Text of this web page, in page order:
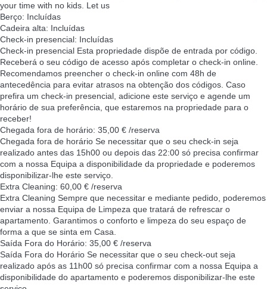
your time with no kids. Let us
Berço: Incluídas
Cadeira alta: Incluídas
Check-in presencial: Incluídas
Check-in presencial Esta propriedade dispõe de entrada por código.
Receberá o seu código de acesso após completar o check-in online.
Recomendamos preencher o check-in online com 48h de
antecedência para evitar atrasos na obtenção dos códigos. Caso
prefira um check-in presencial, adicione este serviço e agende um
horário de sua preferência, que estaremos na propriedade para o
receber!
Chegada fora de horário: 35,00 € /reserva
Chegada fora de horário Se necessitar que o seu check-in seja
realizado antes das 15h00 ou depois das 22:00 só precisa confirmar
com a nossa Equipa a disponibilidade da propriedade e poderemos
disponibilizar-lhe este serviço.
Extra Cleaning: 60,00 € /reserva
Extra Cleaning Sempre que necessitar e mediante pedido, poderemos
enviar a nossa Equipa de Limpeza que tratará de refrescar o
apartamento. Garantimos o conforto e limpeza do seu espaço de
forma a que se sinta em Casa.
Saída Fora do Horário: 35,00 € /reserva
Saída Fora do Horário Se necessitar que o seu check-out seja
realizado após as 11h00 só precisa confirmar com a nossa Equipa a
disponibilidade do apartamento e poderemos disponibilizar-lhe este